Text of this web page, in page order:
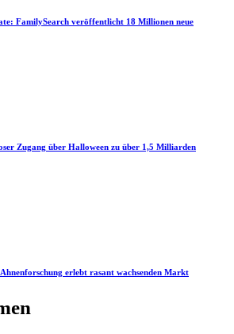
FamilySearch veröffentlicht 18 Millionen neue
Zugang über Halloween zu über 1,5 Milliarden
erlebt rasant wachsenden Markt